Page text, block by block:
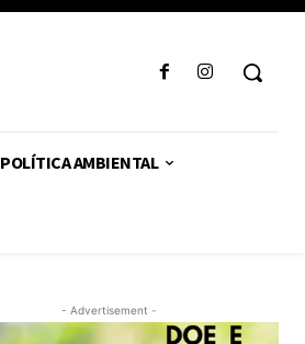
POLÍTICA AMBIENTAL
- Advertisement -